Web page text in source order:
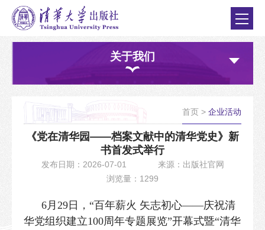
关于我们
首页 > 企业活动
《党在清华园——档案文献中的清华党史》新
书首发式举行
发布日期：2026-07-01
来源：出版社官网
浏览量：1299
6月29日，“百年薪火 矢志初心——庆祝清
华党组织建立100周年专题展览”开幕式暨“清华